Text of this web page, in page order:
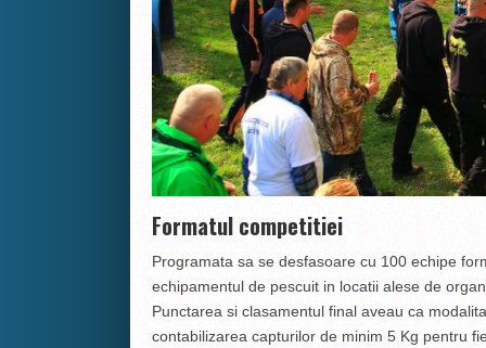
Formatul competitiei
Programata sa se desfasoare cu 100 echipe
echipamentul de pescuit in locatii alese de
Punctarea si clasamentul final aveau ca
contabilizarea capturilor de minim 5 Kg pentru